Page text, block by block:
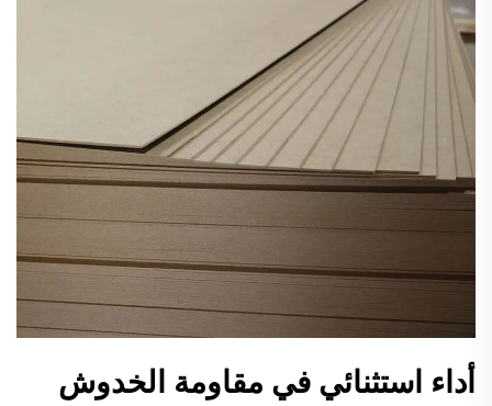
أداء استثنائي في مقاومة الخدوش